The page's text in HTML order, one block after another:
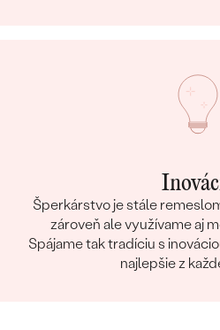
Šperkárstvo je stále
zároveň ale využívame aj
Spájame tak tradíciu s
najlepšie z